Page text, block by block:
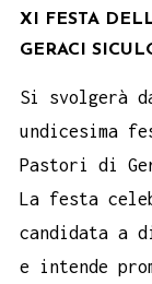
XI FESTA
GERACI
Si svolgerà
undicesima
Pastori di
La festa
candidata a
e intende